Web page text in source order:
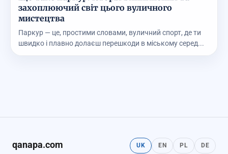
захоплюючий світ цього вуличного
мистецтва
Паркур — це, простими словами, вуличний спорт, де ти
швидко і плавно долаєш перешкоди в міському серед...
qanapa.com UK EN PL DE